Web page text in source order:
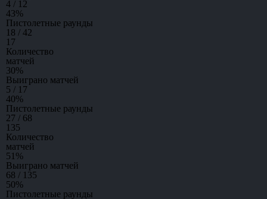
4 / 12
43%
Пистолетные раунды
18 / 42
17
Количество
матчей
30%
Выиграно матчей
5 / 17
40%
Пистолетные раунды
27 / 68
135
Количество
матчей
51 %
Выиграно матчей
68 / 135
50%
Пистолетные раунды